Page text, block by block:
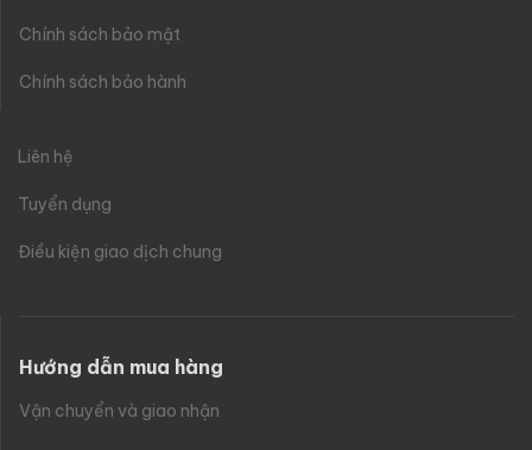
Chính sách bảo mật
Chính sách bảo hành
Liên hệ
Tuyển dụng
Điều kiện giao dịch chung
Hướng dẫn mua hàng
Vận chuyển và giao nhận